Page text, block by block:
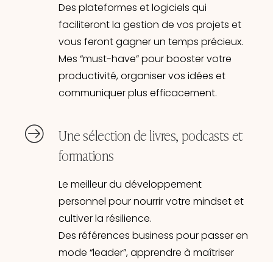
Des plateformes et logiciels qui
faciliteront la gestion de vos projets et
vous feront gagner un temps précieux.
Mes “must-have” pour booster votre
productivité, organiser vos idées et
communiquer plus efficacement.
Une sélection de livres, podcasts et
formations
Le meilleur du développement
personnel pour nourrir votre mindset et
cultiver la résilience.
Des références business pour passer en
mode “leader”, apprendre à maîtriser